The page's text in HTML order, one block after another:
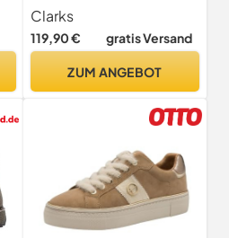
Clarks
119,90 € gratis Versand
ZUM ANGEBOT